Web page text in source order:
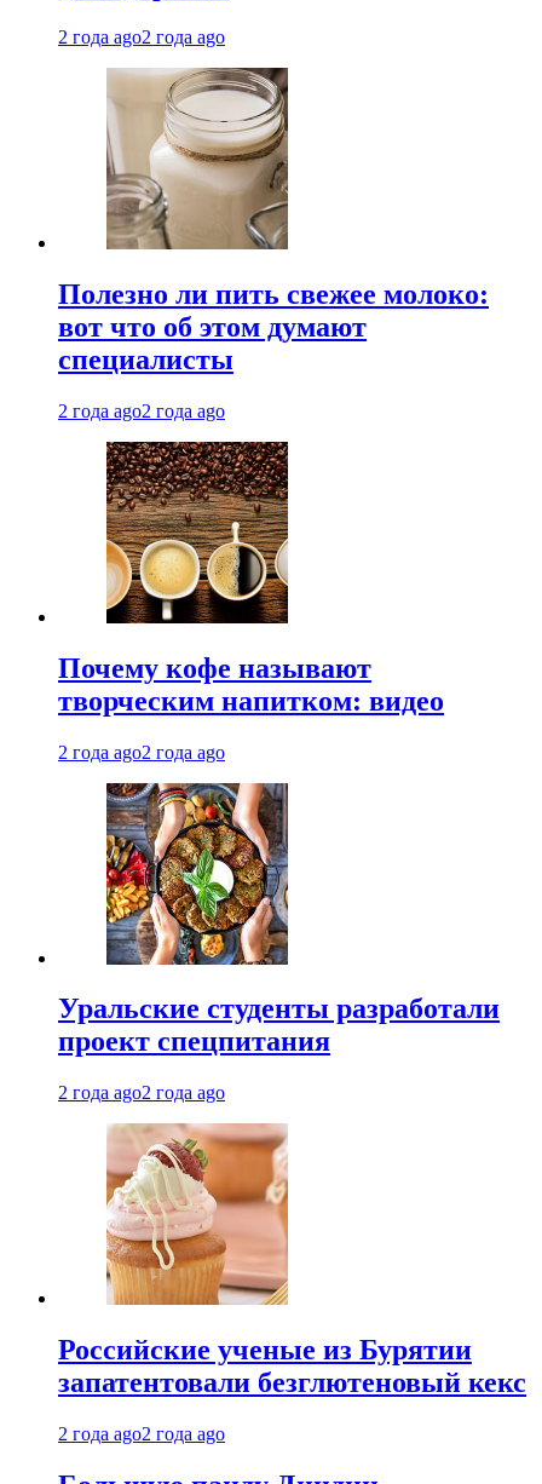
2 года ago2 года ago
Полезно ли пить свежее молоко:
вот что об этом думают
специалисты
2 года ago2 года ago
Почему кофе называют
творческим напитком: видео
2 года ago2 года ago
Уральские студенты разработали
проект спецпитания
2 года ago2 года ago
Российские ученые из Бурятии
запатентовали безглютеновый кекс
2 года ago2 года ago